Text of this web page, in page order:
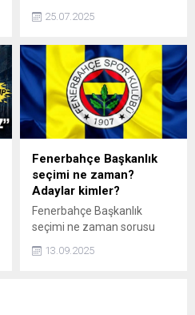
soruşturması kapsamına
Belediye Başkanı Mehmet
Murat Çalık’ın tedavi
gördüğü hastaneye ziyaret
gerçekleştirdi.
25.07.2025
Fenerbahçe Başkanlık
seçimi ne zaman?
Adaylar kimler?
Fenerbahçe Başkanlık
seçimi ne zaman sorusu
Spor Kulübü, ilerleyen
13.09.2025